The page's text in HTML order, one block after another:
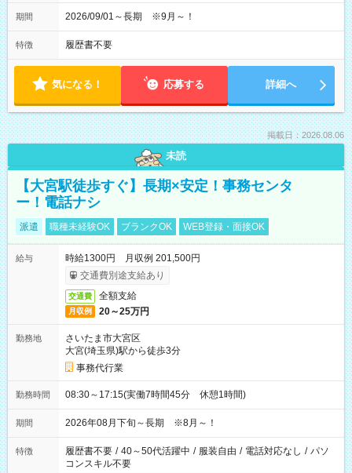
期間 2026/09/01～長期 ※9月～！
特徴 履歴書不要
気になる！ 応募する 詳細へ
掲載日：2026.08.06
未読
【大宮駅徒歩すぐ】長期×安定！事務センタ
ー！電話ナシ
派遣 職種未経験OK ブランクOK WEB登録・面接OK
給与
時給1300円 月収例 201,500円
交通費別途支給あり
交通費 全額支給
月収例 20～25万円
勤務地
さいたま市大宮区
大宮(埼玉県)駅から徒歩3分
事務代行業
勤務時間 08:30～17:15(実働7時間45分 休憩1時間)
期間 2026年08月下旬～長期 ※8月～！
特徴 履歴書不要 / 40～50代活躍中 / 服装自由 / 電話対応なし / パソ
コンスキル不要